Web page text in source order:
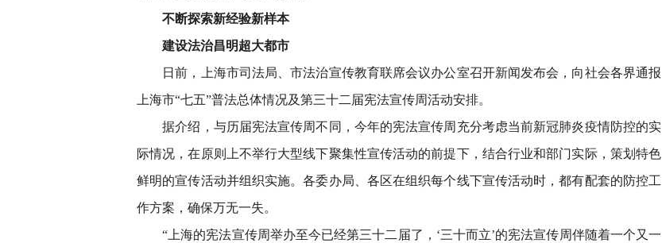
不断探索新经验新样本
建设法治昌明超大都市
日前，上海市司法局、市法治宣传教育联席会议办公室召开新闻发布会，向社会各界通报
上海市“七五”普法总体情况及第三十二届宪法宣传周活动安排。
据介绍，与历届宪法宣传周不同，今年的宪法宣传周充分考虑当前新冠肺炎疫情防控的实
际情况，在原则上不举行大型线下聚集性宣传活动的前提下，结合行业和部门实际，策划特色
鲜明的宣传活动并组织实施。各委办局、各区在组织每个线下宣传活动时，都有配套的防控工
作方案，确保万无一失。
“上海的宪法宣传周举办至今已经第三十二届了，‘三十而立’的宪法宣传周伴随着一个又一